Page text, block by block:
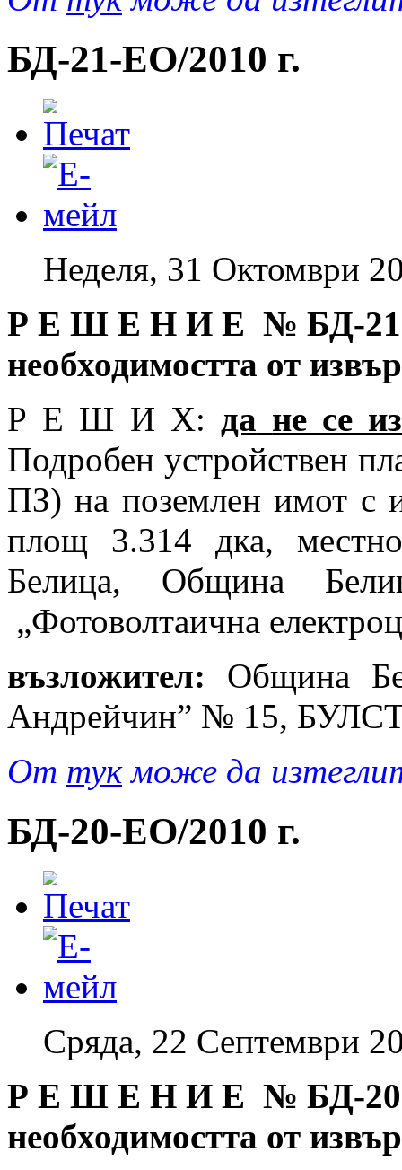
БД-21-EO/2010 г.
Неделя, 31 Октомври
Р Е Ш Е Н И Е № БД-
необходимостта от
Р Е Ш И Х: да не се
Подробен устройствен
ПЗ) на поземлен имот с
площ 3.314 дка,
Белица, Община
„Фотоволтаична
възложител: Община
Андрейчин” № 15,
От тукможе да
БД-20-EO/2010 г.
Сряда, 22 Септември
Р Е Ш Е Н И Е № БД-
необходимостта от